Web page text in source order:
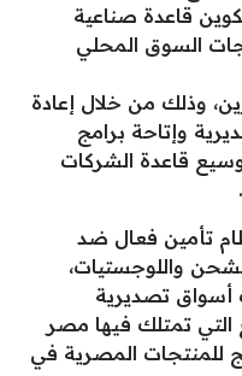
قاعدة صناعية
السوق المحلي
وذلك من خلال إعادة
وإتاحة برامج
قاعدة الشركات
تأمين فعال ضد
واللوجستيات،
أسواق تصديرية
التي تمتلك فيها مصر
للمنتجات المصرية في